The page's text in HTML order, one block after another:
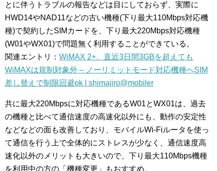
とに伴うトラブルの報告などは目にしておらず、実際に
HWD14やNAD11などの古い機種(下り最大110Mbps対応機
種)で契約したSIMカードを、下り最大220Mbps対応機種
(W01やWX01)で問題無く利用することができている。
関連エントリ： WiMAX 2+、直近3日間3GBを超えても
WiMAXは規制対象外 – ノーリミットモード対応機種へSIM
差し替えで制限回避ok | shimajiro@mobiler
共に最大220Mbpsに対応機種であるW01とWX01は、過去
の機種と比べて通信速度の高速化以外にも、動作の安定性
などなどの面も改善しており、モバイルWi-Fiルータを使っ
て通信を行う上で全体的にストレスが少なく、通信速度高
速化以外のメリットも大きいので、下り最大110Mbps機種
を利用中の方の「機種変更」もおすすめ。